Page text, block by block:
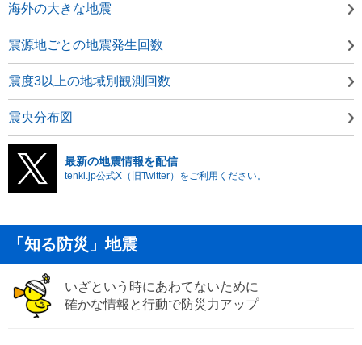
海外の大きな地震
震源地ごとの地震発生回数
震度3以上の地域別観測回数
震央分布図
最新の地震情報を配信
tenki.jp公式X（旧Twitter）をご利用ください。
「知る防災」地震
いざという時にあわてないために
確かな情報と行動で防災力アップ